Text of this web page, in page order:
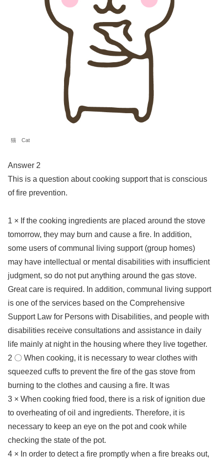
猫 Cat
Answer 2
This is a question about cooking support that is conscious
of fire prevention.
1 × If the cooking ingredients are placed around the stove
tomorrow, they may burn and cause a fire. In addition,
some users of communal living support (group homes)
may have intellectual or mental disabilities with insufficient
judgment, so do not put anything around the gas stove.
Great care is required. In addition, communal living support
is one of the services based on the Comprehensive
Support Law for Persons with Disabilities, and people with
disabilities receive consultations and assistance in daily
life mainly at night in the housing where they live together.
2 〇 When cooking, it is necessary to wear clothes with
squeezed cuffs to prevent the fire of the gas stove from
burning to the clothes and causing a fire. It was
3 × When cooking fried food, there is a risk of ignition due
to overheating of oil and ingredients. Therefore, it is
necessary to keep an eye on the pot and cook while
checking the state of the pot.
4 × In order to detect a fire promptly when a fire breaks out,